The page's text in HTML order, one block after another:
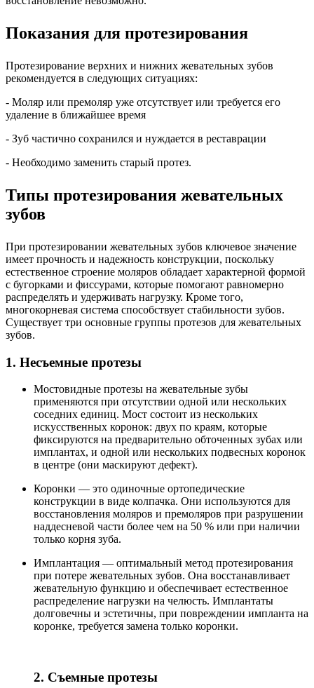
Показания для протезирования
Протезирование верхних и нижних жевательных зубов
рекомендуется в следующих ситуациях:
- Моляр или премоляр уже отсутствует или требуется его
удаление в ближайшее время
- Зуб частично сохранился и нуждается в реставрации
- Необходимо заменить старый протез.
Типы протезирования жевательных
зубов
При протезировании жевательных зубов ключевое значение
имеет прочность и надежность конструкции, поскольку
естественное строение моляров обладает характерной формой
с бугорками и фиссурами, которые помогают равномерно
распределять и удерживать нагрузку. Кроме того,
многокорневая система способствует стабильности зубов.
Существует три основные группы протезов для жевательных
зубов.
1. Несъемные протезы
Мостовидные протезы на жевательные зубы
применяются при отсутствии одной или нескольких
соседних единиц. Мост состоит из нескольких
искусственных коронок: двух по краям, которые
фиксируются на предварительно обточенных зубах или
имплантах, и одной или нескольких подвесных коронок
в центре (они маскируют дефект).
Коронки — это одиночные ортопедические
конструкции в виде колпачка. Они используются для
восстановления моляров и премоляров при разрушении
наддесневой части более чем на 50 % или при наличии
только корня зуба.
Имплантация — оптимальный метод протезирования
при потере жевательных зубов. Она восстанавливает
жевательную функцию и обеспечивает естественное
распределение нагрузки на челюсть. Имплантаты
долговечны и эстетичны, при повреждении импланта на
коронке, требуется замена только коронки.
2. Съемные протезы